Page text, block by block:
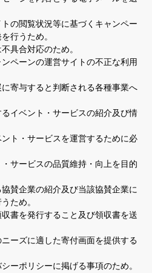
の閲覧状況等に基づくキャンペー
行うため。
具合対応のため。
ペーンの運営サイトの不正な利用
寄与すると判断される各種事業へ
イベント・サービスの紹介及び情
ト・サービスを運営するために必
サービスの品質維持・向上を目的
賛企業の紹介及び当該協賛企業に
ため。
書を発行すること及び領収書を送
ーズに適した寄付画面を提供する
ーポリシーに掲げる事項のため。